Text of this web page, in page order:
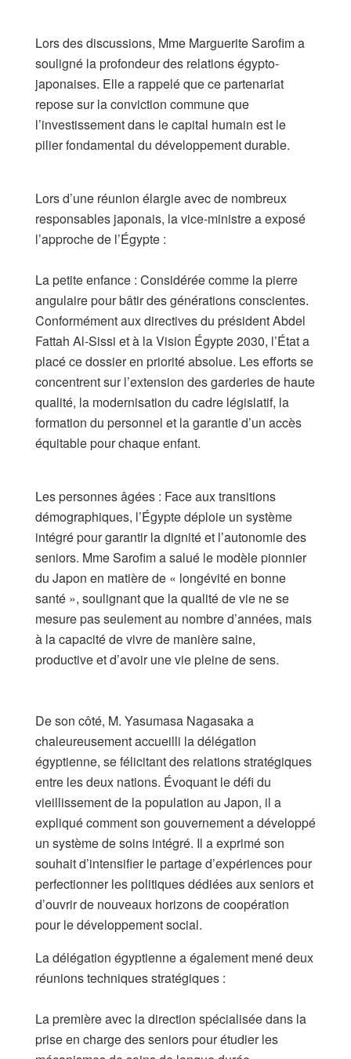
​Lors des discussions, Mme Marguerite Sarofim a
souligné la profondeur des relations égypto-
japonaises. Elle a rappelé que ce partenariat
repose sur la conviction commune que
l’investissement dans le capital humain est le
pilier fondamental du développement durable.
​Lors d’une réunion élargie avec de nombreux
responsables japonais, la vice-ministre a exposé
l’approche de l’Égypte :
​La petite enfance : Considérée comme la pierre
angulaire pour bâtir des générations conscientes.
Conformément aux directives du président Abdel
Fattah Al-Sissi et à la Vision Égypte 2030, l’État a
placé ce dossier en priorité absolue. Les efforts se
concentrent sur l’extension des garderies de haute
qualité, la modernisation du cadre législatif, la
formation du personnel et la garantie d’un accès
équitable pour chaque enfant.
​Les personnes âgées : Face aux transitions
démographiques, l’Égypte déploie un système
intégré pour garantir la dignité et l’autonomie des
seniors. Mme Sarofim a salué le modèle pionnier
du Japon en matière de « longévité en bonne
santé », soulignant que la qualité de vie ne se
mesure pas seulement au nombre d’années, mais
à la capacité de vivre de manière saine,
productive et d’avoir une vie pleine de sens.
De son côté, M. Yasumasa Nagasaka a
chaleureusement accueilli la délégation
égyptienne, se félicitant des relations stratégiques
entre les deux nations. Évoquant le défi du
vieillissement de la population au Japon, il a
expliqué comment son gouvernement a développé
un système de soins intégré. Il a exprimé son
souhait d’intensifier le partage d’expériences pour
perfectionner les politiques dédiées aux seniors et
d’ouvrir de nouveaux horizons de coopération
pour le développement social.
​La délégation égyptienne a également mené deux
réunions techniques stratégiques :
​La première avec la direction spécialisée dans la
prise en charge des seniors pour étudier les